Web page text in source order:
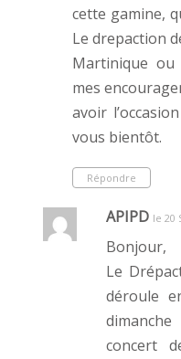
cette gamine,
Le drepaction
Martinique
mes
avoir
vous bientôt.
Répondre
APIPD le 20
Bonjour,
Le
déroule
concert